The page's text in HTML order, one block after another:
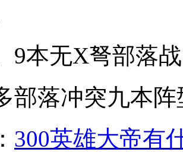
无X弩部落战
落冲突九本阵
300英雄大帝有